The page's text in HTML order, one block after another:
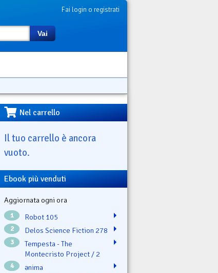
Fai login o registrati
Vai
Nel carrello
Il tuo carrello è ancora
vuoto.
Ebook più venduti
Aggiornata ogni ora
1 Robot 105
2 Delos Science Fiction 278
3
Tempesta - The
Montecristo Project / 2
4 ənima